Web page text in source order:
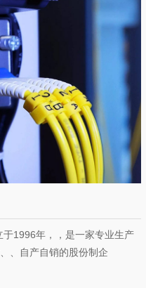
1996年，，是一家专业生产
、自产自销的股份制企